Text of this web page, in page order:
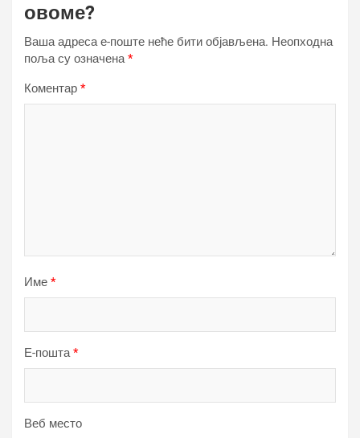
овоме?
Ваша адреса е-поште неће бити објављена. Неопходна
поља су означена*
Коментар *
Име *
Е-пошта*
Веб место